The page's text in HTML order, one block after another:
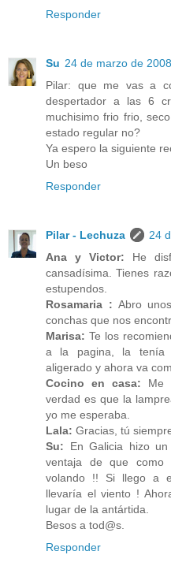
Responder
Su 24 de marzo de
Pilar: que me vas a
despertador a las 6
muchisimo frio frio,
estado regular no?
Ya espero la siguiente
Un beso
Responder
Pilar - Lechuza
24
Ana y Victor: He
cansadísima. Tienes
estupendos.
Rosamaria : Abro
conchas que nos
Marisa:Te los
a la pagina, la tenía
aligerado y ahora va
Cocino en casa: Me
verdad es que la
yo me esperaba.
Lala: Gracias, tú
Su: En Galicia hizo
ventaja de que
volando !! Si llego a
llevaría el viento !
lugar de la antártida.
Besos a tod@s.
Responder